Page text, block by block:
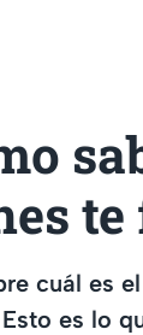
te
cuál es
es lo